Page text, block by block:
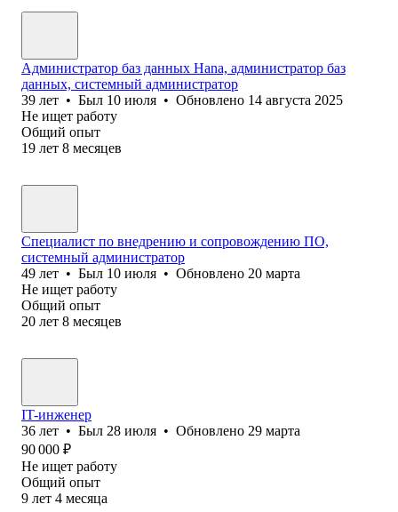
Администратор баз данных Hana, администратор баз
данных, системный администратор
39 лет • Был 10 июля • Обновлено 14 августа 2025
Не ищет работу
Общий опыт
19 лет 8 месяцев
Специалист по внедрению и сопровождению ПО,
системный администратор
49 лет • Был 10 июля • Обновлено 20 марта
Не ищет работу
Общий опыт
20 лет 8 месяцев
IT-инженер
36 лет • Был 28 июля • Обновлено 29 марта
90 000 ₽
Не ищет работу
Общий опыт
9 лет 4 месяца